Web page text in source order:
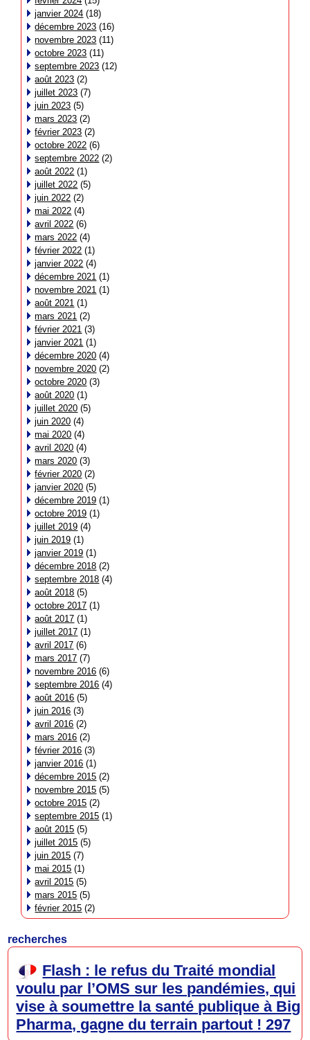
janvier 2024 (18)
décembre 2023 (16)
novembre 2023 (11)
octobre 2023 (11)
septembre 2023 (12)
août 2023 (2)
juillet 2023 (7)
juin 2023 (5)
mars 2023 (2)
février 2023 (2)
octobre 2022 (6)
septembre 2022 (2)
août 2022 (1)
juillet 2022 (5)
juin 2022 (2)
mai 2022 (4)
avril 2022 (6)
mars 2022 (4)
février 2022 (1)
janvier 2022 (4)
décembre 2021 (1)
novembre 2021 (1)
août 2021 (1)
mars 2021 (2)
février 2021 (3)
janvier 2021 (1)
décembre 2020 (4)
novembre 2020 (2)
octobre 2020 (3)
août 2020 (1)
juillet 2020 (5)
juin 2020 (4)
mai 2020 (4)
avril 2020 (4)
mars 2020 (3)
février 2020 (2)
janvier 2020 (5)
décembre 2019 (1)
octobre 2019 (1)
juillet 2019 (4)
juin 2019 (1)
janvier 2019 (1)
décembre 2018 (2)
septembre 2018 (4)
août 2018 (5)
octobre 2017 (1)
août 2017 (1)
juillet 2017 (1)
avril 2017 (6)
mars 2017 (7)
novembre 2016 (6)
septembre 2016 (4)
août 2016 (5)
juin 2016 (3)
avril 2016 (2)
mars 2016 (2)
février 2016 (3)
janvier 2016 (1)
décembre 2015 (2)
novembre 2015 (5)
octobre 2015 (2)
septembre 2015 (1)
août 2015 (5)
juillet 2015 (5)
juin 2015 (7)
mai 2015 (1)
avril 2015 (5)
mars 2015 (5)
février 2015 (2)
recherches
Flash : le refus du Traité mondial
voulu par l’OMS sur les pandémies, qui
vise à soumettre la santé publique à Big
Pharma, gagne du terrain partout ! 297